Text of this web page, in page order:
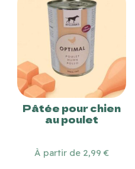
Pâtée pour chien
au poulet
À partir de 2,99 €